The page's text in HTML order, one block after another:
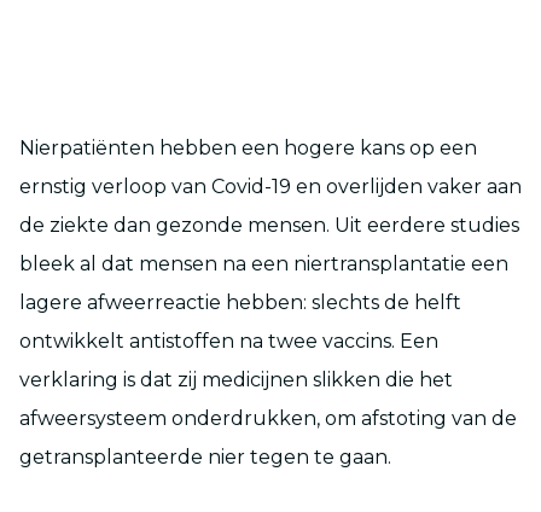
Nierpatiënten hebben een hogere kans op een
ernstig verloop van Covid-19 en overlijden vaker aan
de ziekte dan gezonde mensen. Uit eerdere studies
bleek al dat mensen na een niertransplantatie een
lagere afweerreactie hebben: slechts de helft
ontwikkelt antistoffen na twee vaccins. Een
verklaring is dat zij medicijnen slikken die het
afweersysteem onderdrukken, om afstoting van de
getransplanteerde nier tegen te gaan.